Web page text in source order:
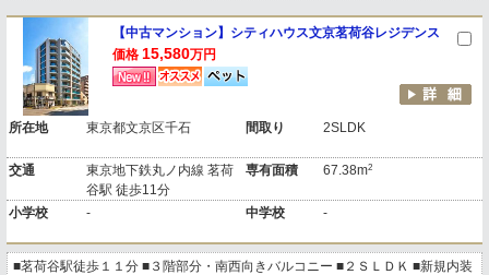
【中古マンション】シティハウス文京茗荷谷レジデンス
価格 15,580万円
所在地 東京都文京区千石 間取り 2SLDK
交通
東京地下鉄丸ノ内線 茗荷
谷駅 徒歩11分
専有面積 67.38m2
小学校 - 中学校 -
■茗荷谷駅徒歩１１分 ■３階部分・南西向きバルコニー ■２ＳＬＤＫ ■新規内装